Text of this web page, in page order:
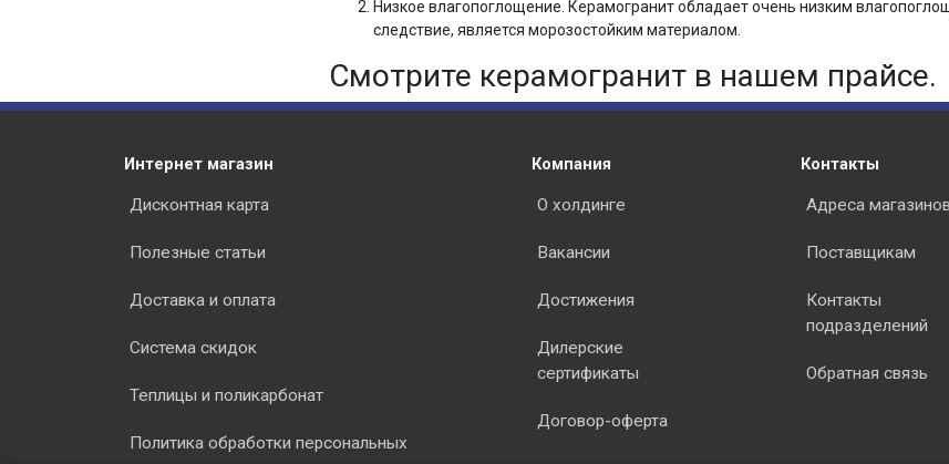
Низкое влагопоглощение. Керамогранит обладает очень низким
следствие, является морозостойким материалом.
Смотрите керамогранит в нашем прайсе.
Интернет магазин
Дисконтная карта
Полезные статьи
Доставка и оплата
Система скидок
Теплицы и поликарбонат
Политика обработки персональных
Компания
О холдинге
Вакансии
Достижения
Дилерские
сертификаты
Договор-оферта
Контакты
Адреса магазинов
Поставщикам
Контакты
подразделений
Обратная связь